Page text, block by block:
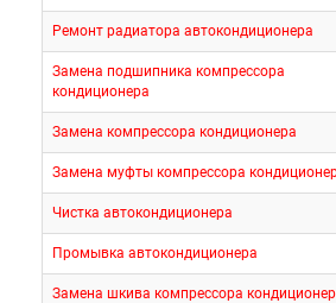
Ремонт радиатора автокондиционера
Замена подшипника компрессора
кондиционера
Замена компрессора кондиционера
Замена муфты компрессора
Чистка автокондиционера
Промывка автокондиционера
Замена шкива компрессора